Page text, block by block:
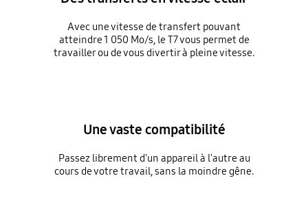
Avec une vitesse de transfert pouvant
atteindre 1 050 Mo/s, le T7 vous permet de
travailler ou de vous divertir à pleine vitesse.
Une vaste compatibilité
Passez librement d'un appareil à l'autre au
cours de votre travail, sans la moindre gêne.